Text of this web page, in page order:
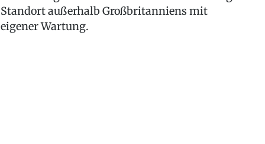
Standort außerhalb Großbritanniens mit
eigener Wartung.